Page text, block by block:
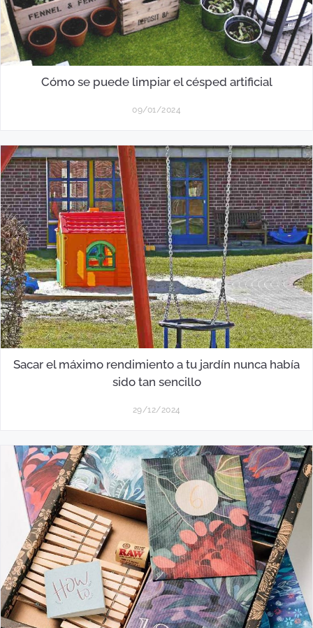
Cómo se puede limpiar el césped artificial
09/01/2024
Sacar el máximo rendimiento a tu jardín nunca había
sido tan sencillo
29/12/2024